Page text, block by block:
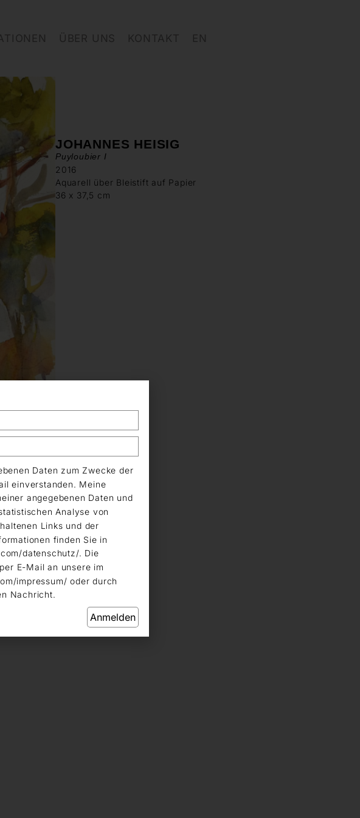
ÜBER UNS KONTAKT EN
JOHANNES HEISIG
Puyloubier I
2016
Aquarell über Bleistift auf Papier
36 x 37,5 cm
Daten zum Zwecke der
einverstanden. Meine
angegebenen Daten und
Analyse von
Links und der
finden Sie in
datenschutz/. Die
E-Mail an unsere im
impressum/ oder durch
Nachricht.
Anmelden